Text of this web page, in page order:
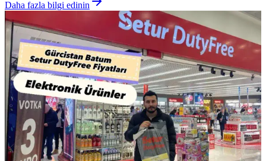
Daha fazla bilgi edinin